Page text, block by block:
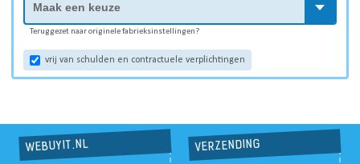
Teruggezet naar originele fabrieksinstellingen?
vrij van schulden en contractuele verplichtingen
WEBUYIT.NL VERZENDING